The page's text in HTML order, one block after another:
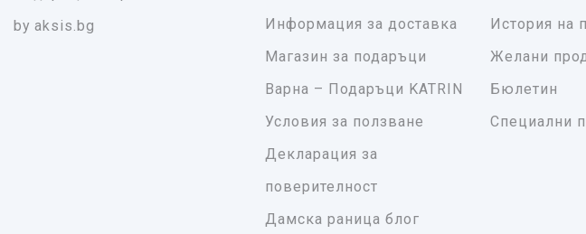
by aksis.bg
Информация за доставка
Магазин за подаръци
Варна – Подаръци KATRIN
Условия за ползване
Декларация за
поверителност
Дамска раница блог
История на
Желани
Бюлетин
Специални